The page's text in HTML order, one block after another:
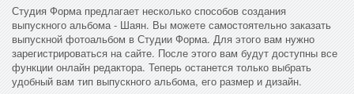
Студия Форма предлагает несколько способов создания
выпускного альбома - Шаян. Вы можете самостоятельно заказать
выпускной фотоальбом в Студии Форма. Для этого вам нужно
зарегистрироваться на сайте. После этого вам будут доступны все
функции онлайн редактора. Теперь останется только выбрать
удобный вам тип выпускного альбома, его размер и дизайн.